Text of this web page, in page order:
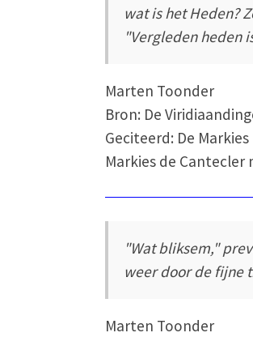
wat is het Heden?
"Vergleden heden
Marten Toonder
Bron: De
Geciteerd: De Markies
Markies de
"Wat bliksem,"
weer door de fijne
Marten Toonder